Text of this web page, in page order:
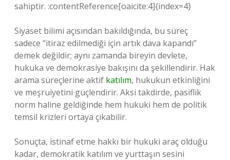
sahiptir. :contentReference[oaicite:4]{index=4}
Siyaset bilimi açısından bakıldığında, bu süreç
sadece “itiraz edilmediği için artık dava kapandı”
demek değildir; aynı zamanda bireyin devlete,
hukuka ve demokrasiye bakışını da şekillendirir. Hak
arama süreçlerine aktif katılım, hukukun etkinliğini
ve meşruiyetini güçlendirir. Aksi takdirde, pasiflik
norm haline geldiğinde hem hukuki hem de politik
temsil krizleri ortaya çıkabilir.
Sonuçta, istinaf etme hakkı bir hukuki araç olduğu
kadar, demokratik katılım ve yurttaşın sesini